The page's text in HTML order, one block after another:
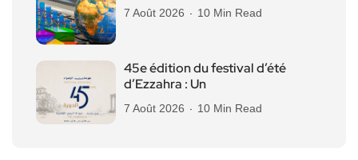
7 Août 2026 10 Min Read
45e édition du festival d’été
d’Ezzahra : Un
7 Août 2026 10 Min Read